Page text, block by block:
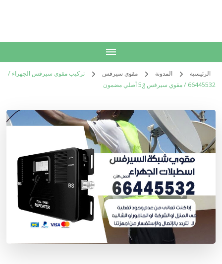
الرئيسية المدونة مقوي سيرفس
تركيب مقوي سيرفس الجهراء /
66445532 / مقوي سيرفس 5g أصلي مضمون